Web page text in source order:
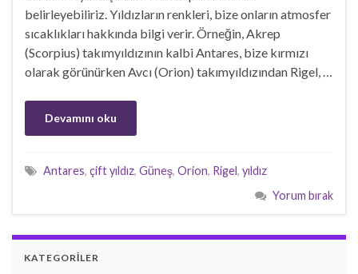
belirleyebiliriz. Yıldızların renkleri, bize onların atmosfer
sıcaklıkları hakkında bilgi verir. Örneğin, Akrep
(Scorpius) takımyıldızının kalbi Antares, bize kırmızı
olarak görünürken Avcı (Orion) takımyıldızından Rigel, …
Devamını oku
Antares, çift yıldız, Güneş, Orion, Rigel, yıldız
Yorum bırak
KATEGORILER